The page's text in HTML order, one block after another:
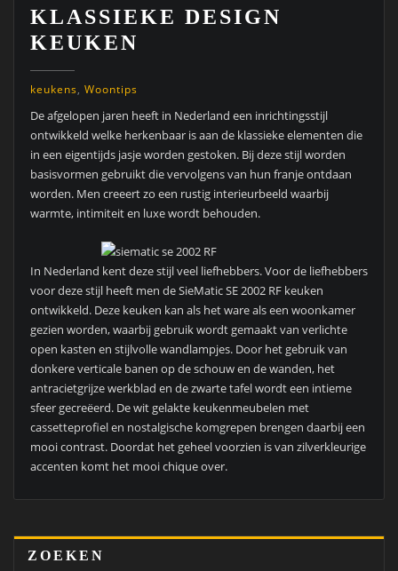
KLASSIEKE DESIGN
KEUKEN
keukens, Woontips
De afgelopen jaren heeft in Nederland een inrichtingsstijl
ontwikkeld welke herkenbaar is aan de klassieke elementen die
in een eigentijds jasje worden gestoken. Bij deze stijl worden
basisvormen gebruikt die vervolgens van hun franje ontdaan
worden. Men creeert zo een rustig interieurbeeld waarbij
warmte, intimiteit en luxe wordt behouden.
In Nederland kent deze stijl veel liefhebbers. Voor de liefhebbers
voor deze stijl heeft men de SieMatic SE 2002 RF keuken
ontwikkeld. Deze keuken kan als het ware als een woonkamer
gezien worden, waarbij gebruik wordt gemaakt van verlichte
open kasten en stijlvolle wandlampjes. Door het gebruik van
donkere verticale banen op de schouw en de wanden, het
antracietgrijze werkblad en de zwarte tafel wordt een intieme
sfeer gecreëerd. De wit gelakte keukenmeubelen met
cassetteprofiel en nostalgische komgrepen brengen daarbij een
mooi contrast. Doordat het geheel voorzien is van zilverkleurige
accenten komt het mooi chique over.
ZOEKEN